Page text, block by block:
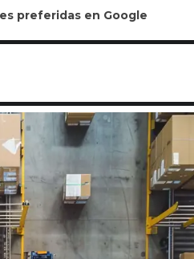
preferidas en Google